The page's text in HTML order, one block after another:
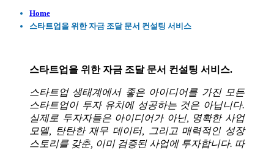
Home
스타트업을 위한 자금 조달 문서 컨설팅 서비스
스타트업을 위한 자금 조달 문서 컨설팅 서비스.
스타트업 생태계에서 좋은 아이디어를 가진 모든
스타트업이 투자 유치에 성공하는 것은 아닙니다.
실제로 투자자들은 아이디어가 아닌, 명확한 사업
모델, 탄탄한 재무 데이터, 그리고 매력적인 성장
스토리를 갖춘, 이미 검증된 사업에 투자합니다. 따